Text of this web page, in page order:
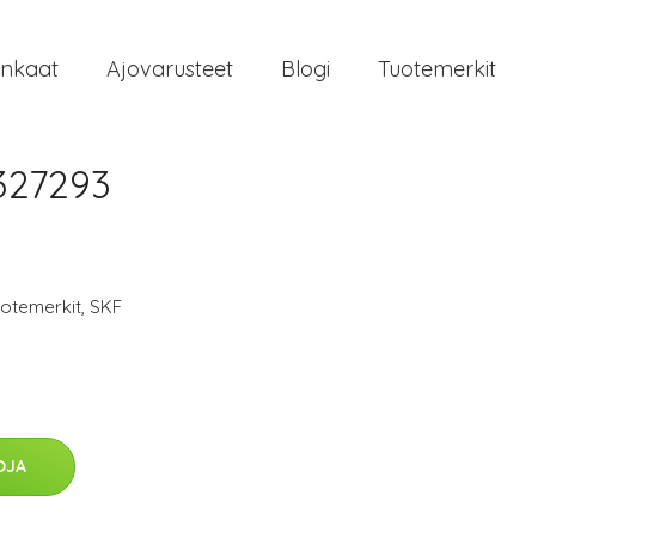
Ajovarusteet Blogi Tuotemerkit
, SKF